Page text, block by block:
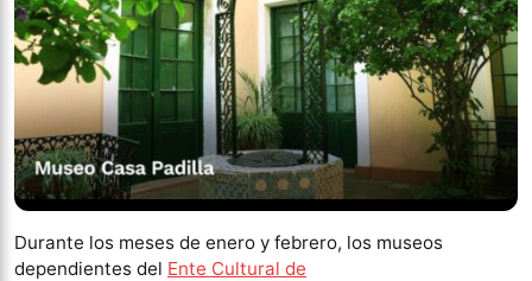
Durante los meses de enero y febrero, los museos
dependientes del Ente Cultural de